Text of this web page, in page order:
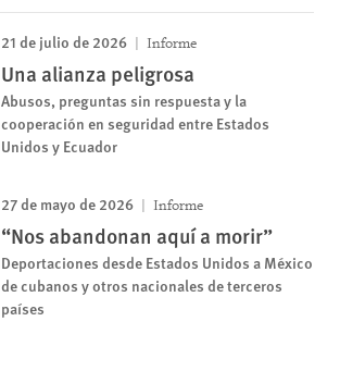
21 de julio de 2026 Informe
Una alianza peligrosa
Abusos, preguntas sin respuesta y la
cooperación en seguridad entre Estados
Unidos y Ecuador
27 de mayo de 2026 Informe
“Nos abandonan aquí a morir”
Deportaciones desde Estados Unidos a México
de cubanos y otros nacionales de terceros
países